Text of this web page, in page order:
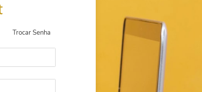
Trocar Senha